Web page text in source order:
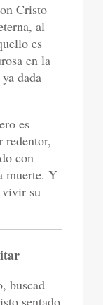
Cristo
al
es
en la
dada
es
redentor,
con
muerte. Y
vivir su
buscad
sentado